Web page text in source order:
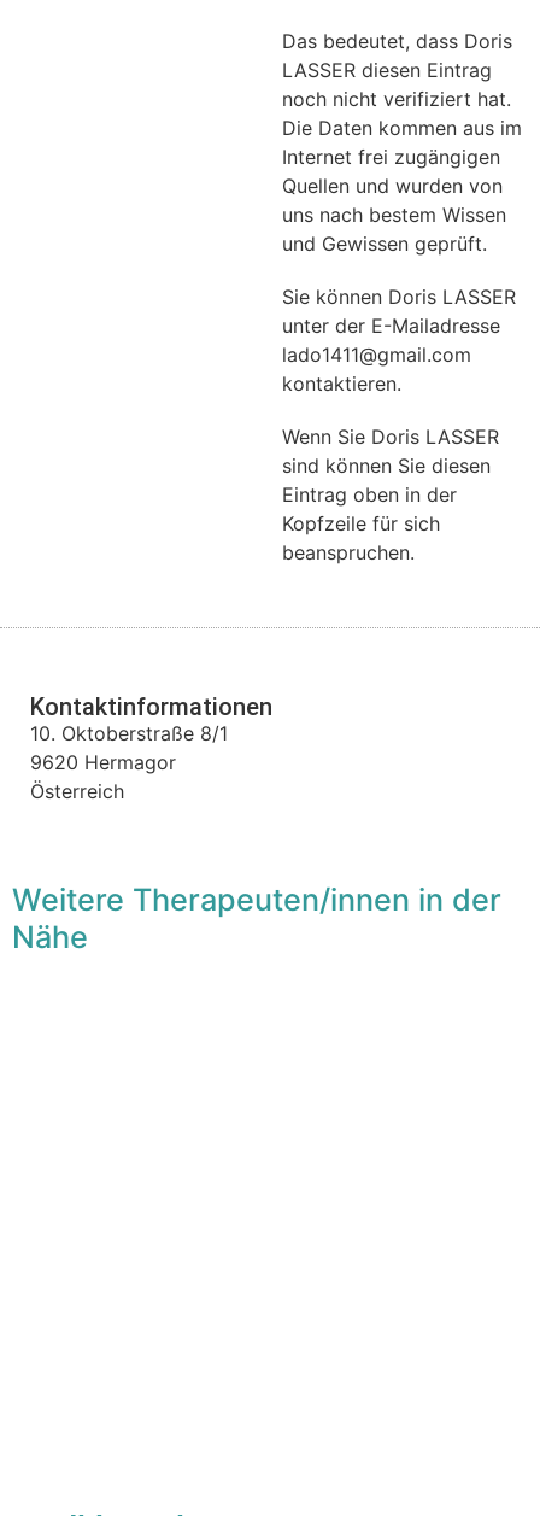
Das bedeutet, dass Doris
LASSER diesen Eintrag
noch nicht verifiziert hat.
Die Daten kommen aus im
Internet frei zugängigen
Quellen und wurden von
uns nach bestem Wissen
und Gewissen geprüft.
Sie können Doris LASSER
unter der E-Mailadresse
lado1411@gmail.com
kontaktieren.
Wenn Sie Doris LASSER
sind können Sie diesen
Eintrag oben in der
Kopfzeile für sich
beanspruchen.
Kontaktinformationen
10. Oktoberstraße 8/1
9620 Hermagor
Österreich
Weitere Therapeuten/innen in der
Nähe